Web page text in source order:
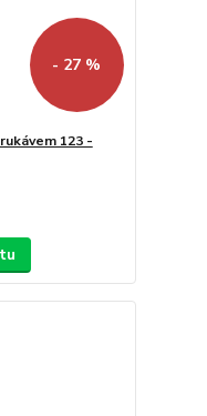
- 27 %
123 -